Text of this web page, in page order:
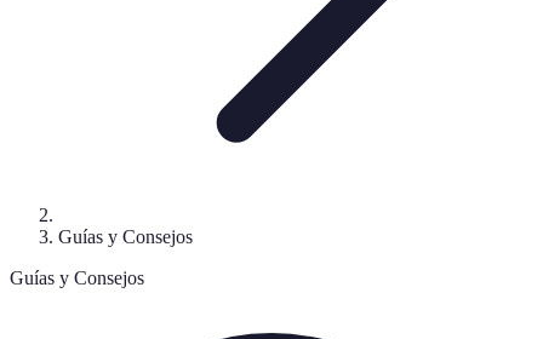
Guías y Consejos
Guías y Consejos